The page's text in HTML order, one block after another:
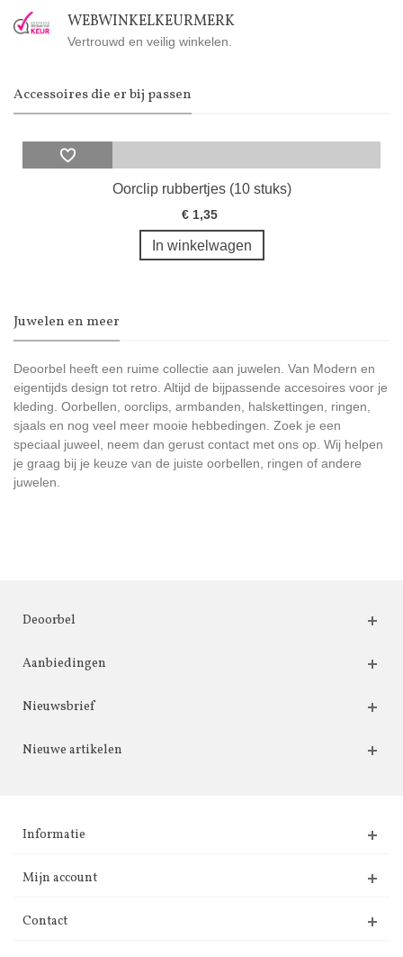
WEBWINKELKEURMERK
Vertrouwd en veilig winkelen.
Accessoires die er bij passen
Oorclip rubbertjes (10 stuks)
€ 1,35
In winkelwagen
Juwelen en meer
Deoorbel heeft een ruime collectie aan juwelen. Van Modern en
eigentijds design tot retro. Altijd de bijpassende accesoires voor je
kleding. Oorbellen, oorclips, armbanden, halskettingen, ringen,
sjaals en nog veel meer mooie hebbedingen. Zoek je een
speciaal juweel, neem dan gerust contact met ons op. Wij helpen
je graag bij je keuze van de juiste oorbellen, ringen of andere
juwelen.
Deoorbel
Aanbiedingen
Nieuwsbrief
Nieuwe artikelen
Informatie
Mijn account
Contact